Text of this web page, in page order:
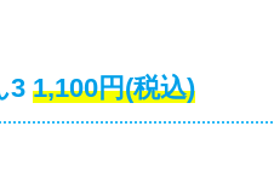
3 1,100円(税込)